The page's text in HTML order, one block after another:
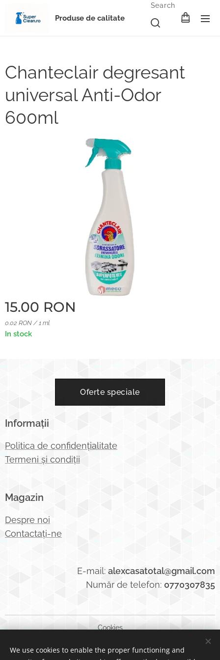
Produse de calitate
Search
Chanteclair degresant
universal Anti-Odor
600ml
15.00 RON
0.02 RON / 1 ml
In stock
Oferte speciale
Informații
Politica de confidențialitate
Termeni și condiții
Magazin
Despre noi
Contactați-ne
E-mail: alexcasatotal@gmail.com
Număr de telefon: 0770307835
Cookies
Languages
We use cookies to enable the proper functioning and